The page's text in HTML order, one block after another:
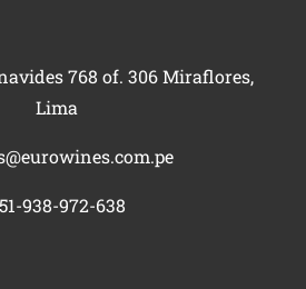
768 of. 306 Miraflores,
Lima
938-972-638